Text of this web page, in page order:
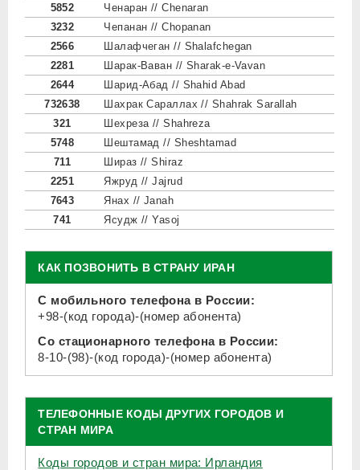
5852
Ченаран // Chenaran
3232
Чепанан // Chopanan
2566
Шалафчеган // Shalafchegan
2281
Шарак-Ваван // Sharak-e-Vavan
2644
Шарид-Абад // Shahid Abad
732638
Шахрак Сараллах // Shahrak Sarallah
321
Шехреза // Shahreza
5748
Шештамад // Sheshtamad
711
Шираз // Shiraz
2251
Яжруд // Jajrud
7643
Янах // Janah
741
Ясудж // Yasoj
КАК ПОЗВОНИТЬ В СТРАНУ ИРАН
С мобильного телефона в России:
+98-(код города)-(номер абонента)
Со стационарного телефона в России:
8-10-(98)-(код города)-(номер абонента)
ТЕЛЕФОННЫЕ КОДЫ ДРУГИХ ГОРОДОВ И
СТРАН МИРА
Коды городов и стран мира: Ирландия